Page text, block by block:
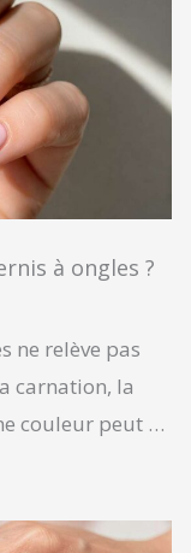
à ongles ?
ne relève pas
carnation, la
couleur peut …